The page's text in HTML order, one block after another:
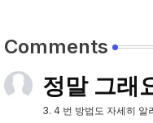
Comments
정말 그래
3. 4 번 방법도 자세히 알